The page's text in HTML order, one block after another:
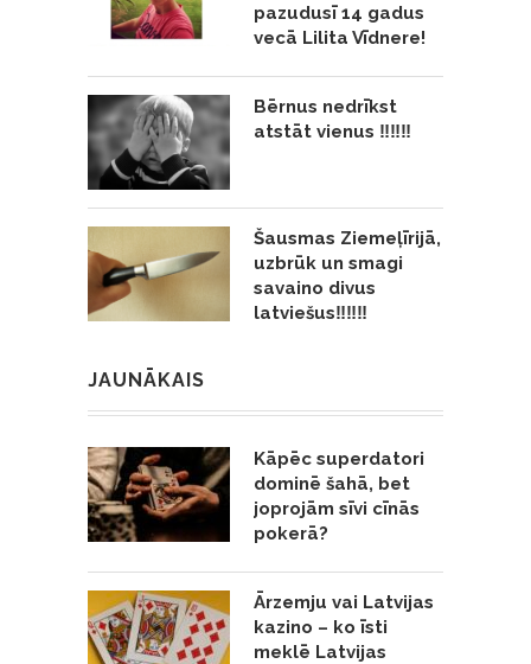
pazudusī 14 gadus
vecā Lilita Vīdnere!
Bērnus nedrīkst
atstāt vienus ‼️‼️‼️
Šausmas Ziemeļīrijā,
uzbrūk un smagi
savaino divus
latviešus‼️‼️‼️
JAUNĀKAIS
Kāpēc superdatori
dominē šahā, bet
joprojām sīvi cīnās
pokerā?
Ārzemju vai Latvijas
kazino – ko īsti
meklē Latvijas